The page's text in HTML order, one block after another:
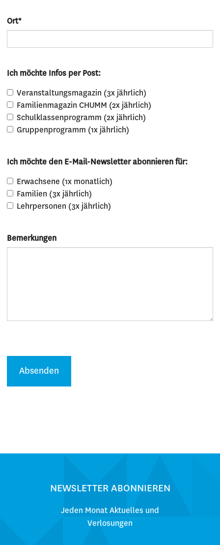
Ort*
Ich möchte Infos per Post:
Veranstaltungsmagazin (3x jährlich)
Familienmagazin CHUMM (2x jährlich)
Schulklassenprogramm (2x jährlich)
Gruppenprogramm (1x jährlich)
Ich möchte den E-Mail-Newsletter abonnieren für:
Erwachsene (1x monatlich)
Familien (3x jährlich)
Lehrpersonen (3x jährlich)
Bemerkungen
Absenden
NEWSLETTER ABONNIEREN
Jeden Monat Aktuelles und
Verlosungen